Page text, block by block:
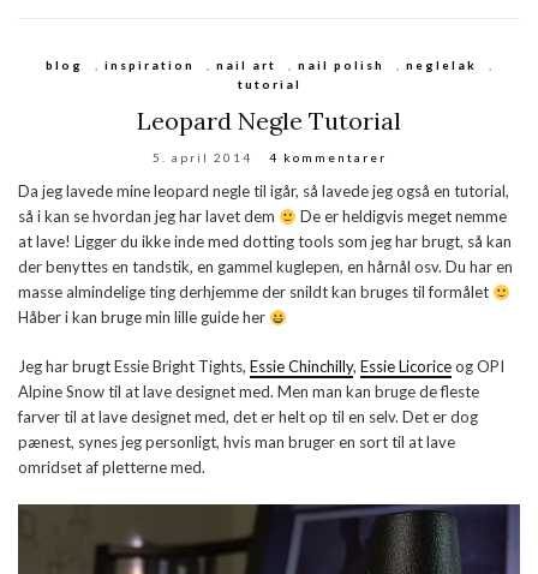
blog , inspiration , nail art , nail polish , neglelak
,
tutorial
Leopard Negle Tutorial
5. april 2014 4 kommentarer
Da jeg lavede mine leopard negle til igår, så lavede jeg også en tutorial,
så i kan se hvordan jeg har lavet dem
De er heldigvis meget nemme
at lave! Ligger du ikke inde med dotting tools som jeg har brugt, så kan
der benyttes en tandstik, en gammel kuglepen, en hårnål osv. Du har en
masse almindelige ting derhjemme der snildt kan bruges til formålet
Håber i kan bruge min lille guide her
Jeg har brugt Essie Bright Tights, Essie Chinchilly, Essie Licoriceog OPI
Alpine Snow til at lave designet med. Men man kan bruge de fleste
farver til at lave designet med, det er helt op til en selv. Det er dog
pænest, synes jeg personligt, hvis man bruger en sort til at lave
omridset af pletterne med.